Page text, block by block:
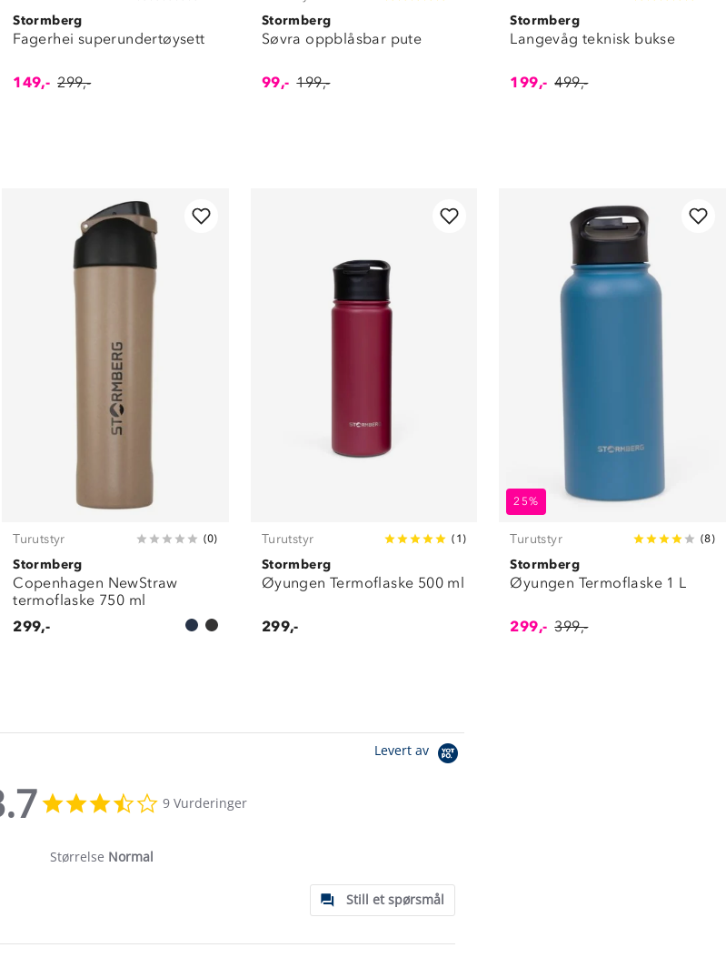
Stormberg
Fagerhei superundertøysett
149,- 299,-
Stormberg
Søvra oppblåsbar pute
99,- 199,-
Stormberg
Langevåg teknisk bukse
199,- 499,-
Turutstyr (0)
Stormberg
Copenhagen NewStraw
termoflaske 750 ml
299,-
Turutstyr ( 1 )
Stormberg
Øyungen Termoflaske 500 ml
299,-
25%
Turutstyr (8)
Stormberg
Øyungen Termoflaske 1 L
299,- 399,-
Levert av
star
9 Vurderinger
Størrelse Normal
Still et spørsmål